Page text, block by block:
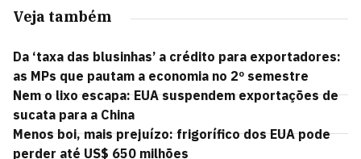
Veja também
Da ‘taxa das blusinhas’ a crédito para exportadores:
as MPs que pautam a economia no 2º semestre
Nem o lixo escapa: EUA suspendem exportações de
sucata para a China
Menos boi, mais prejuízo: frigorífico dos EUA pode
perder até US$ 650 milhões